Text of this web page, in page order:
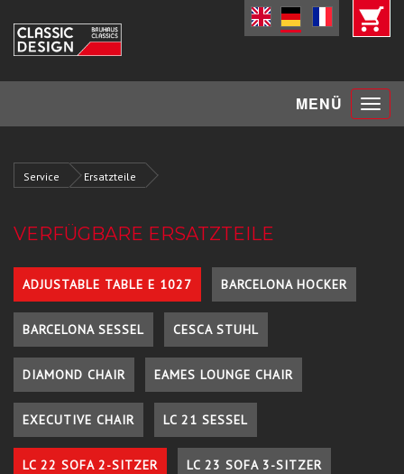
MENÜ Toggle
Service Ersatzteile
VERFÜGBARE ERSATZTEILE
ADJUSTABLE TABLE E 1027 BARCELONA HOCKER
BARCELONA SESSEL CESCA STUHL
DIAMOND CHAIR EAMES LOUNGE CHAIR
EXECUTIVE CHAIR LC 21 SESSEL
LC 22 SOFA 2-SITZER LC 23 SOFA 3-SITZER